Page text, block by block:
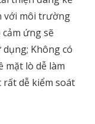
với môi trường
ứng sẽ
Không có
mặt lò dễ làm
rất dễ kiểm soát